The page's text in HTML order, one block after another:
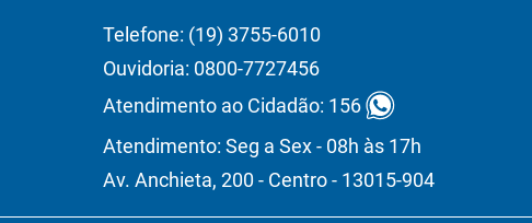
Telefone: (19) 3755-6010
Ouvidoria: 0800-7727456
Atendimento ao Cidadão: 156
Atendimento: Seg a Sex - 08h às 17h
Av. Anchieta, 200 - Centro - 13015-904